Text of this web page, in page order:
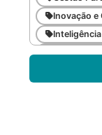
Inovação e
Meio